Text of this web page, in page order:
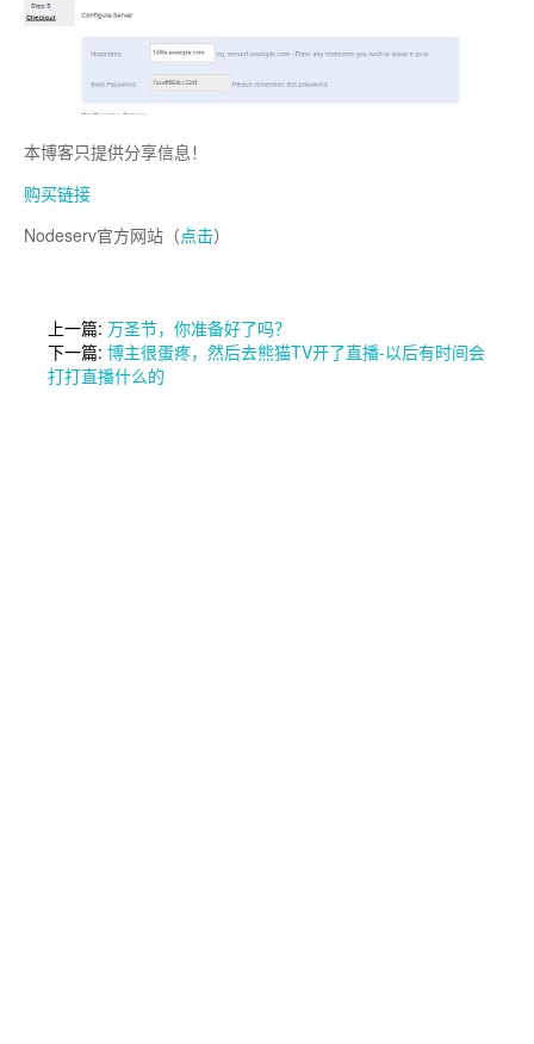
本博客只提供分享信息！
购买链接
Nodeserv官方网站（点击）
上一篇: 万圣节，你准备好了吗？
下一篇: 博主很蛋疼，然后去熊猫TV开了直播-以后有时间会
打打直播什么的